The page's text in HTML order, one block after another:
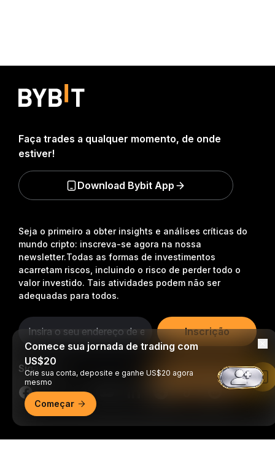
Seja o primeiro a obter insights e análises críticas do
mundo cripto: inscreva-se agora na nossa
newsletter.Todas as formas de investimentos
acarretam riscos, incluindo o risco de perder todo o
valor investido. Tais atividades podem não ser
adequadas para todos.
Inscrição
Siga-nos
Faça trades a qualquer momento, de onde
estiver!
Download Bybit App
Comece sua jornada de trading com
US$20
Crie sua conta, deposite e ganhe US$20 agora
mesmo
Começar
Leia no app da Bybit